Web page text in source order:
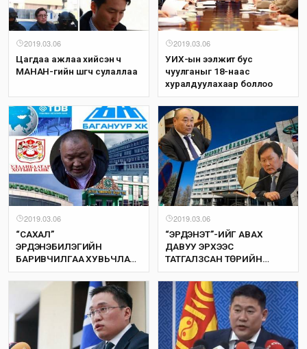
2019.03.06
Цагдаа ажлаа хийсэн ч
МАНАН-гийн шүүгч сулаллаа
2019.03.06
УИХ-ын ээлжит бус
чуулганыг 18-наас
хуралдуулахаар боллоо
2019.03.06
“САХАЛ”
ЭРДЭНЭБИЛЭГИЙН
БАРИВЧИЛГАА ХУВЬЧЛАЛ
НЭРТЭЙ
ХУЙВАЛДААНУУДЫГ
ИЛЧЛЭХ ЭХЛЭЛ ҮҮ
2019.03.06
“ЭРДЭНЭТ”-ИЙГ АВАХ
ДАВУУ ЭРХЭЭС
ТАТГАЛЗСАН ТӨРИЙН
ӨНДӨР АЛБАН
ТУШААЛТНУУД
ХАРИУЦЛАГА ХҮЛЭЭХ ҮҮ